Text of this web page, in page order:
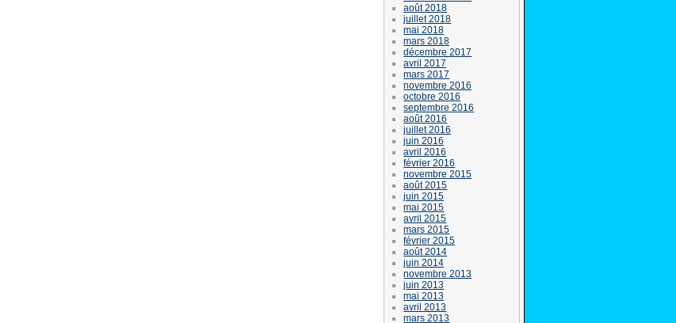
août 2018
juillet 2018
mai 2018
mars 2018
décembre 2017
avril 2017
mars 2017
novembre 2016
octobre 2016
septembre 2016
août 2016
juillet 2016
juin 2016
avril 2016
février 2016
novembre 2015
août 2015
juin 2015
mai 2015
avril 2015
mars 2015
février 2015
août 2014
juin 2014
novembre 2013
juin 2013
mai 2013
avril 2013
mars 2013